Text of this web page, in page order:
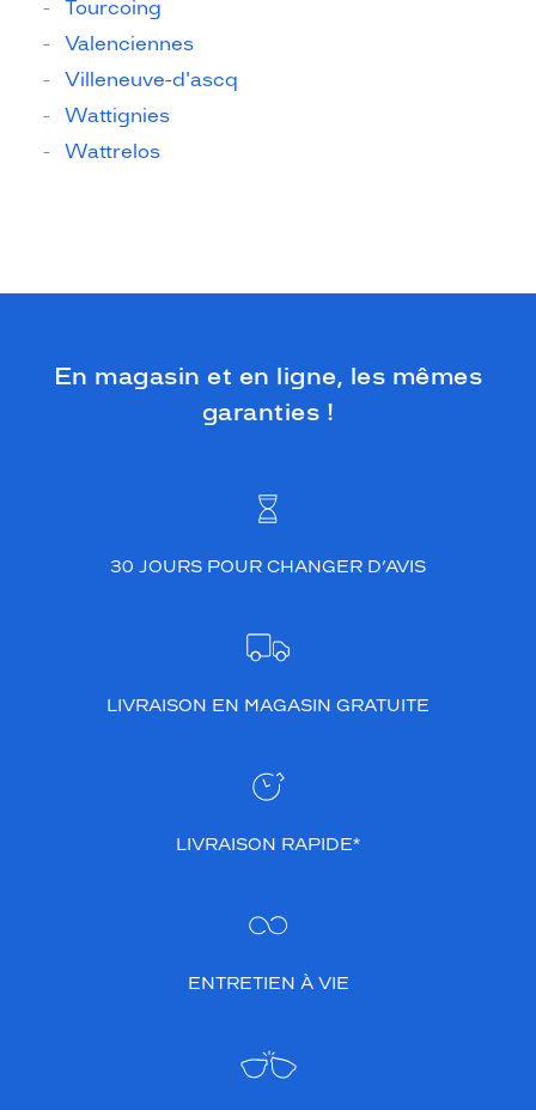
Tourcoing
Valenciennes
Villeneuve-d'ascq
Wattignies
Wattrelos
En magasin et en ligne, les mêmes
garanties !
30 JOURS POUR CHANGER D’AVIS
LIVRAISON EN MAGASIN GRATUITE
LIVRAISON RAPIDE*
ENTRETIEN À VIE